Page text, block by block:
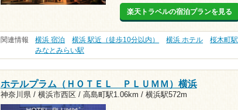
楽天トラベルの宿泊プランを見る
関連情報 横浜 宿泊 横浜 駅近（徒歩10分以内） 横浜 ホテル 桜木町駅
みなとみらい駅
ホテルプラム（ＨＯＴＥＬ ＰＬＵＭＭ）横浜
神奈川県 / 横浜市西区 / 高島町駅1.06km / 横浜駅572m